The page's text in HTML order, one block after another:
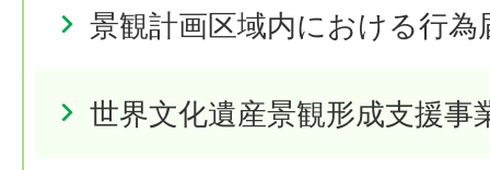
景観計画区域内における行為
世界文化遺産景観形成支援事